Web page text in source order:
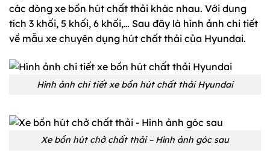
các dòng xe bồn hút chất thải khác nhau. Với dung
tích 3 khối, 5 khối, 6 khối,… Sau đây là hình ảnh chi tiết
về mẫu xe chuyên dụng hút chất thải của Hyundai.
Hình ảnh chi tiết xe bồn hút chất thải Hyundai
Xe bồn hút chở chất thải – Hình ảnh góc sau